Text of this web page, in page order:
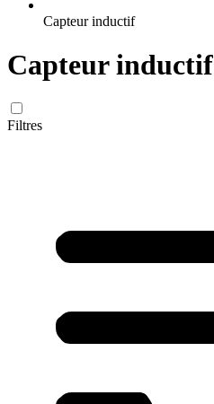
Capteur inductif
Capteur inductif
Filtres